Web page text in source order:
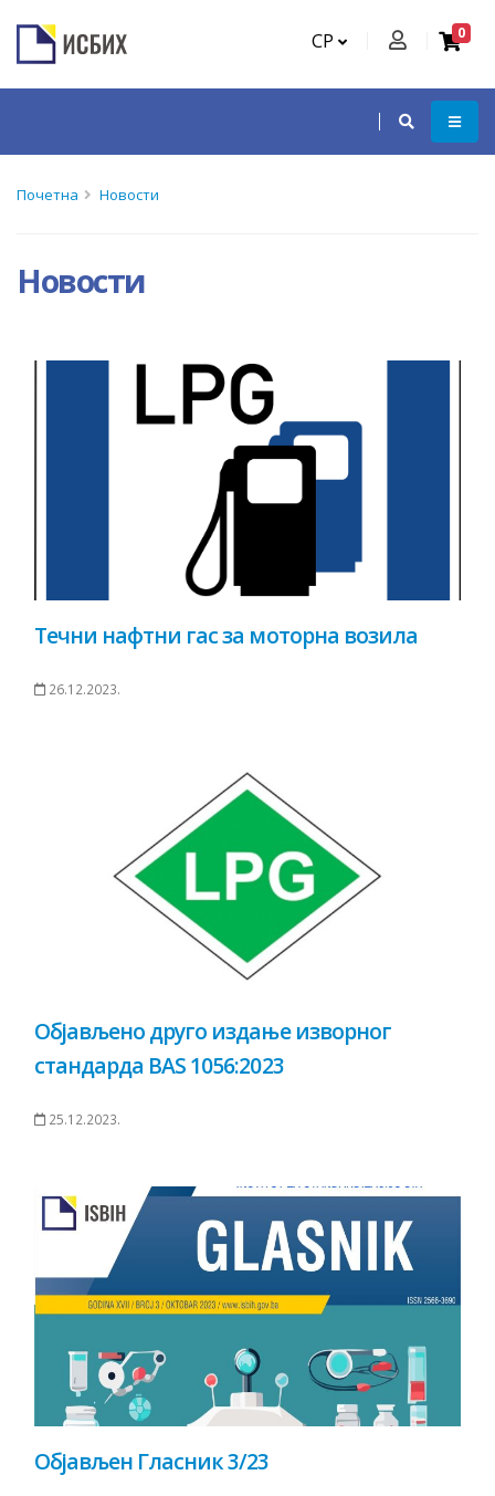
СР 0
Почетна Новости
Новости
Течни нафтни гас за моторна возила
26.12.2023.
Објављено друго издање изворног
стандарда BAS 1056:2023
25.12.2023.
Објављен Гласник 3/23